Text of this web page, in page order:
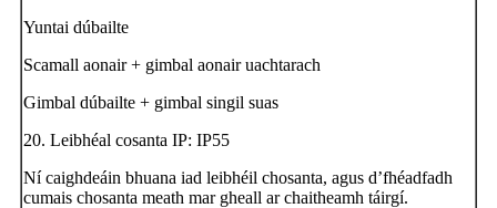
Yuntai dúbailte
Scamall aonair + gimbal aonair uachtarach
Gimbal dúbailte + gimbal singil suas
20. Leibhéal cosanta IP: IP55
Ní caighdeáin bhuana iad leibhéil chosanta, agus d’fhéadfadh
cumais chosanta meath mar gheall ar chaitheamh táirgí.